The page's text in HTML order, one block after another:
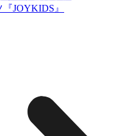
JOYKIDS』